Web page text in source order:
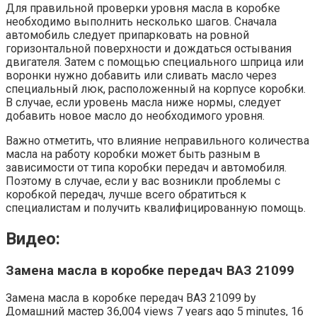
Для правильной проверки уровня масла в коробке
необходимо выполнить несколько шагов. Сначала
автомобиль следует припарковать на ровной
горизонтальной поверхности и дождаться остывания
двигателя. Затем с помощью специального шприца или
воронки нужно добавить или сливать масло через
специальный люк, расположенный на корпусе коробки.
В случае, если уровень масла ниже нормы, следует
добавить новое масло до необходимого уровня.
Важно отметить, что влияние неправильного количества
масла на работу коробки может быть разным в
зависимости от типа коробки передач и автомобиля.
Поэтому в случае, если у вас возникли проблемы с
коробкой передач, лучше всего обратиться к
специалистам и получить квалифицированную помощь.
Видео:
Замена масла в коробке передач ВАЗ 21099
Замена масла в коробке передач ВАЗ 21099 by
Домашний мастер 36,004 views 7 years ago 5 minutes, 16